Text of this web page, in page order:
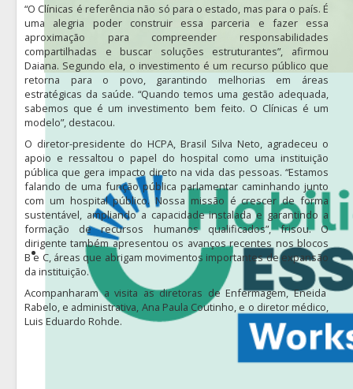
“O Clínicas é referência não só para o estado, mas para o país. É
uma alegria poder construir essa parceria e fazer essa
aproximação para compreender responsabilidades
compartilhadas e buscar soluções estruturantes”, afirmou
Daiana. Segundo ela, o investimento é um recurso público que
retorna para o povo, garantindo melhorias em áreas
estratégicas da saúde. “Quando temos uma gestão adequada,
sabemos que é um investimento bem feito. O Clínicas é um
modelo”, destacou.
O diretor-presidente do HCPA, Brasil Silva Neto, agradeceu o
apoio e ressaltou o papel do hospital como uma instituição
pública que gera impacto direto na vida das pessoas. “Estamos
falando de uma função pública parlamentar caminhando junto
com um hospital público. Nossa missão é crescer de forma
sustentável, ampliando a capacidade instalada e garantindo a
formação de recursos humanos qualificados”, frisou. O
dirigente também apresentou os avanços recentes nos blocos
B e C, áreas que abrigam movimentos importantes de expansão
da instituição.
Acompanharam a visita as diretoras de Enfermagem, Eneida
Rabelo, e administrativa, Ana Paula Coutinho, e o diretor médico,
Luis Eduardo Rohde.